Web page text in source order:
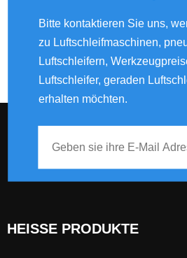
Bitte kontaktieren Sie uns,
zu Luftschleifmaschinen,
Luftschleifern,
Luftschleifer, geraden
erhalten möchten.
HEISSE PRODUKTE